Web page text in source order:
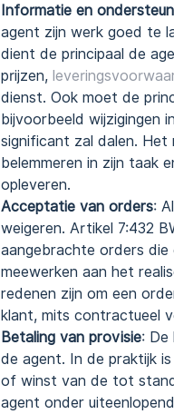
Informatie en
agent zijn werk goed te
dient de principaal de
prijzen,
dienst. Ook moet de
bijvoorbeeld wijzigingen
significant zal dalen. Het
belemmeren in zijn taak
opleveren.
Acceptatie van orders:
weigeren. Artikel 7:432
aangebrachte orders die
meewerken aan het
redenen zijn om een
klant, mits contractueel
Betaling van provisie: De
de agent. In de praktijk
of winst van de tot
agent onder